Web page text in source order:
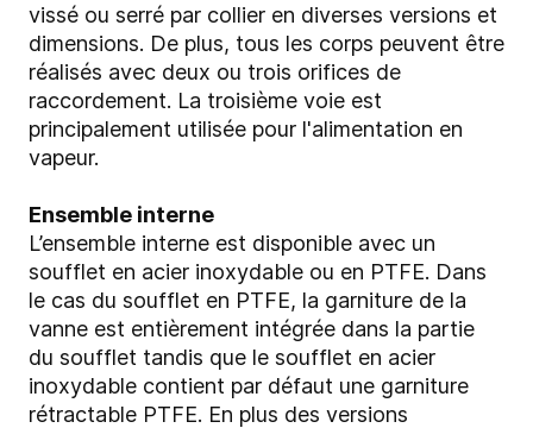
vissé ou serré par collier en diverses versions et
dimensions. De plus, tous les corps peuvent être
réalisés avec deux ou trois orifices de
raccordement. La troisième voie est
principalement utilisée pour l'alimentation en
vapeur.
Ensemble interne
L’ensemble interne est disponible avec un
soufflet en acier inoxydable ou en PTFE. Dans
le cas du soufflet en PTFE, la garniture de la
vanne est entièrement intégrée dans la partie
du soufflet tandis que le soufflet en acier
inoxydable contient par défaut une garniture
rétractable PTFE. En plus des versions